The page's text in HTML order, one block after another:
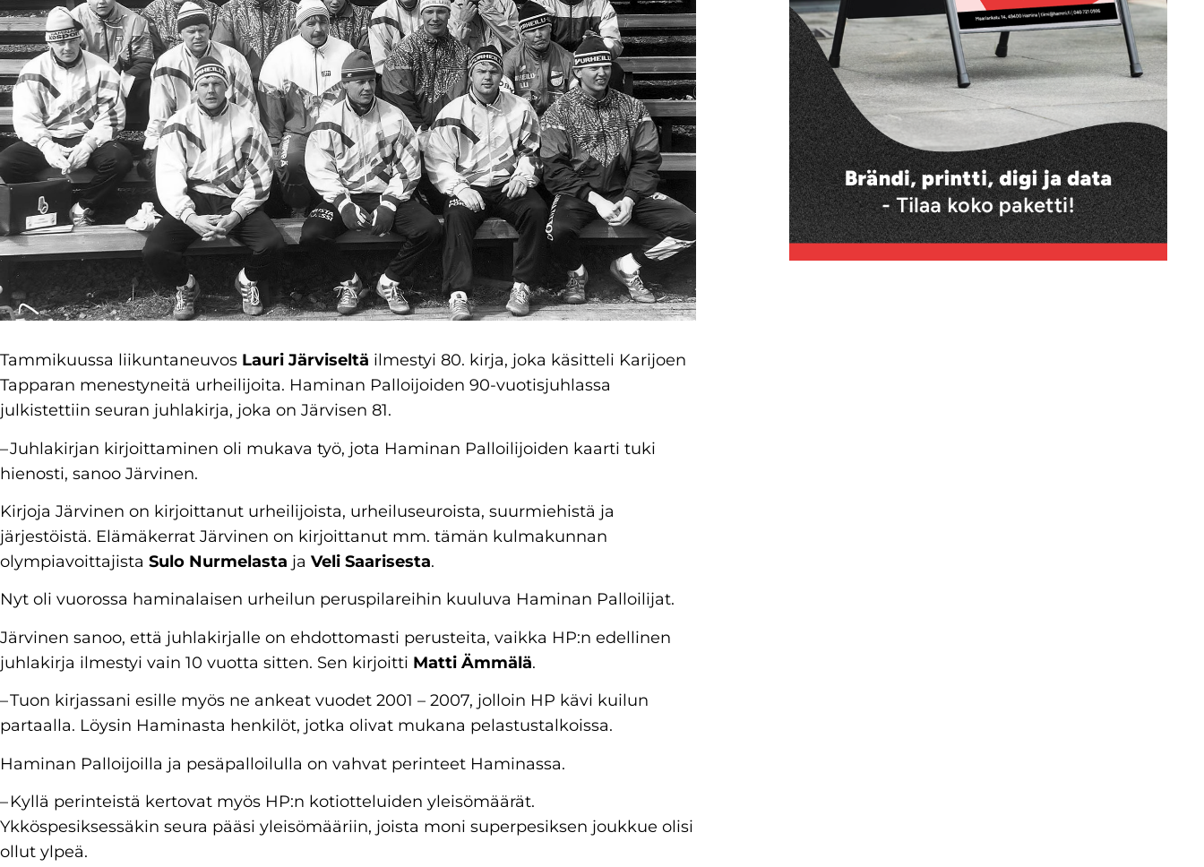
Tammikuussa liikuntaneuvos Lauri Järviseltä ilmestyi 80. kirja, joka käsitteli Karijoen
Tapparan menestyneitä urheilijoita. Haminan Palloijoiden 90-vuotisjuhlassa
julkistettiin seuran juhlakirja, joka on Järvisen 81.
– Juhlakirjan kirjoittaminen oli mukava työ, jota Haminan Palloilijoiden kaarti tuki
hienosti, sanoo Järvinen.
Kirjoja Järvinen on kirjoittanut urheilijoista, urheiluseuroista, suurmiehistä ja
järjestöistä. Elämäkerrat Järvinen on kirjoittanut mm. tämän kulmakunnan
olympiavoittajista Sulo Nurmelasta ja Veli Saarisesta.
Nyt oli vuorossa haminalaisen urheilun peruspilareihin kuuluva Haminan Palloilijat.
Järvinen sanoo, että juhlakirjalle on ehdottomasti perusteita, vaikka HP:n edellinen
juhlakirja ilmestyi vain 10 vuotta sitten. Sen kirjoitti Matti Ämmälä.
– Tuon kirjassani esille myös ne ankeat vuodet 2001 – 2007, jolloin HP kävi kuilun
partaalla. Löysin Haminasta henkilöt, jotka olivat mukana pelastustalkoissa.
Haminan Palloijoilla ja pesäpalloilulla on vahvat perinteet Haminassa.
– Kyllä perinteistä kertovat myös HP:n kotiotteluiden yleisömäärät.
Ykköspesiksessäkin seura pääsi yleisömääriin, joista moni superpesiksen joukkue olisi
ollut ylpeä.